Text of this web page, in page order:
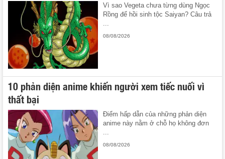
Vì sao Vegeta chưa từng dùng Ngọc
Rồng để hồi sinh tộc Saiyan? Câu trả
...
08/08/2026
10 phản diện anime khiến người xem tiếc nuối vì
thất bại
Điểm hấp dẫn của những phản diện
anime này nằm ở chỗ họ không đơn
08/08/2026